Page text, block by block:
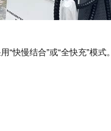
快慢结合”或“全快充”模式。